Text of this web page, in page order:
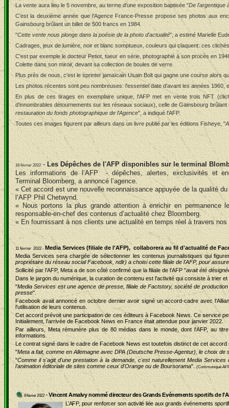
La vente aura lieu le 5 novembre, au terme d'une exposition baptisée "De l'argentique
C'est la deuxième année que l'Agence France-Presse propose ses photos aux
Gainsbourg brûlant un billet de 500 francs en 1984.
"Cette vente nous plonge dans la poésie de la photo d'actualité", a estimé Marielle
Cadrages, jeux de lumière, noir et blanc somptueux, couleurs qui claquent: ces
C'est par exemple le docteur Petiot, tueur en série, photographié à son procès en
Colette dans son miroir, devant sa collection de boules de verre.
Plus près de nous, c'est le sprinter jamaïcain Usain Bolt qui gagne une course alors
Les photos récentes sont peu nombreuses: l'essentiel date d'avant les années
En plus de ces tirages en exemplaire unique, l'AFP met en vente trois NFT
d'innombrables détournements sur les réseaux sociaux), celle de Gainsbourg
restauration du fonds photographique de l'Agence", a indiqué l'AFP.
Toutes ces images figurent par ailleurs dans un livre publié par les éditions Fisheye, "
18 février 2022 - Les Dépêches de l'AFP disponibles sur le terminal
Les informations de l’AFP - dépêches, alertes, exclusivités et
Terminal Bloomberg, a annoncé l’agence.
« Cet accord est une nouvelle reconnaissance appuyée de la qualité
l’AFP Phil Chetwynd.
« Nous portons la plus grande attention à enrichir en permanence
responsable-en-chef des contenus d’actualité chez Bloomberg.
« En fournissant à nos clients une actualité en temps réel à travers
11 février 2022 - Media Services (filiale de l'AFP), collaborera au fil d'actualité de
Media Services sera chargée de sélectionner les contenus journalistiques qui
propriétaire du réseau social Facebook, ndlr) a choisi cette filiale de l'AFP, pour
Sollicité par l'AFP, Meta a de son côté confirmé que la filiale de l'AFP "avait été
Dans le jargon du numérique, la curation de contenu est l'activité qui consiste à trier
"Media Services est une agence de presse, filiale de Factstory, société de production
presse".
Facebook avait annoncé en octobre dernier avoir signé un accord-cadre avec
l'utilisation de leurs contenus.
Cet accord prévoit une participation de ces éditeurs à Facebook News. Ce service
Initialement, l'arrivée de Facebook News en France était attendue pour janvier 2022.
Par ailleurs, Meta rémunère plus de 80 médias dans le monde, dont l'AFP, au
informations.
Le contrat signé dans le cadre de Facebook News est toutefois distinct de cet
"Meta a fait, comme en Allemagne avec DPA (Deutsche Presse-Agentur), le choix
"Comme il s'agit d'une prestation à la demande, c'est naturellement Media Services
l'animation éditoriale de sites comme ceux d'Orange ou de Boursorama".(Communiqué
8 février 2022-VincentAmalvy nommé directeur des Grands Evénements sportifs de
L’AFP, pour renforcer son activité liée aux grands événements